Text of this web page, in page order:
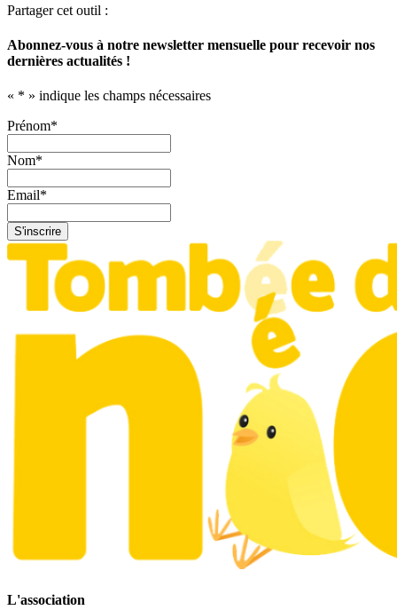
Partager cet outil :
Abonnez-vous à notre newsletter mensuelle pour recevoir nos
dernières actualités !
« * » indique les champs nécessaires
Prénom*
Nom*
Email*
S'inscrire
L'association